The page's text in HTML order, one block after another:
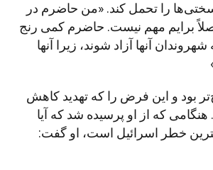
را تحمل کند. «من حاضرم در
اصلاً برایم مهم نیست. حاضرم کمی رنج
آنها آزاد شوند، زیرا آنها
بود و این فرض را که تهدید کاهش
که از او پرسیده شد که آیا
خطر اسرائیل است، او گفت: